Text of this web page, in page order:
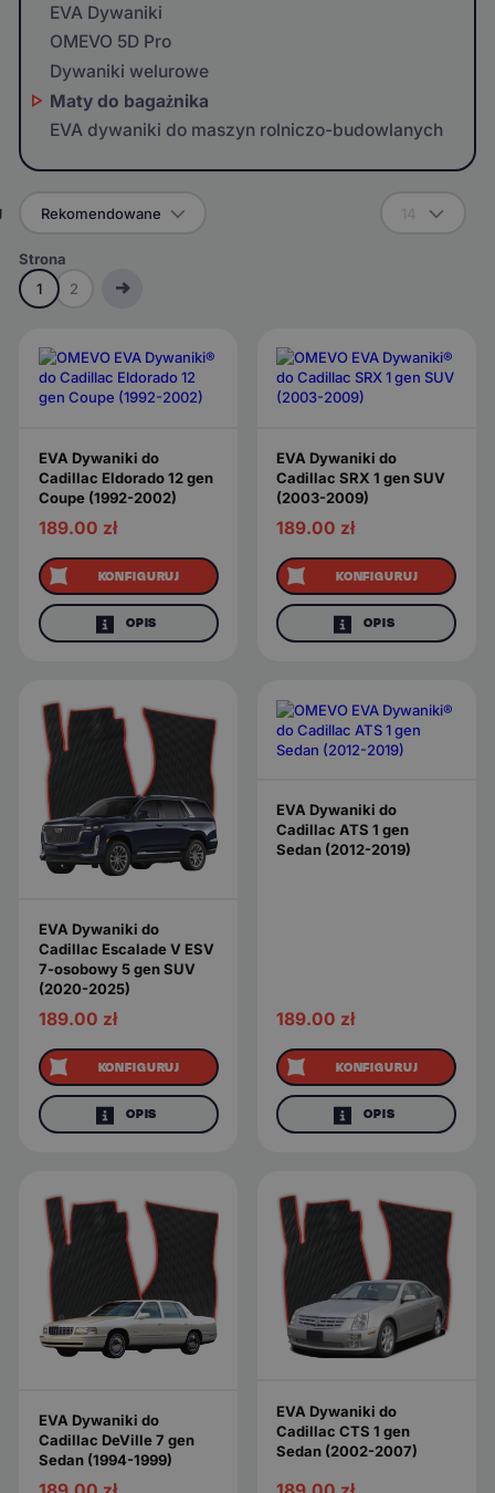
EVA Dywaniki
OMEVO 5D Pro
Dywaniki welurowe
Maty do bagażnika
EVA dywaniki do maszyn rolniczo-budowlanych
Strona
1
2
Rekomendowane
EVA Dywaniki do
Cadillac Eldorado 12 gen
Coupe (1992-2002)
189.00 zł
KONFIGURUJ
OPIS
EVA Dywaniki do
Cadillac SRX 1 gen SUV
(2003-2009)
189.00 zł
KONFIGURUJ
OPIS
EVA Dywaniki do
Cadillac Escalade V ESV
7-osobowy 5 gen SUV
(2020-2025)
189.00 zł
KONFIGURUJ
OPIS
EVA Dywaniki do
Cadillac ATS 1 gen
Sedan (2012-2019)
189.00 zł
KONFIGURUJ
OPIS
EVA Dywaniki do
Cadillac DeVille 7 gen
Sedan (1994-1999)
EVA Dywaniki do
Cadillac CTS 1 gen
Sedan (2002-2007)